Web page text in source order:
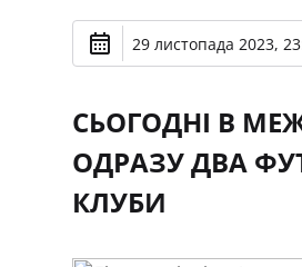
29 листопада 2023,
СЬОГОДНІ В
ОДРАЗУ ДВА
КЛУБИ